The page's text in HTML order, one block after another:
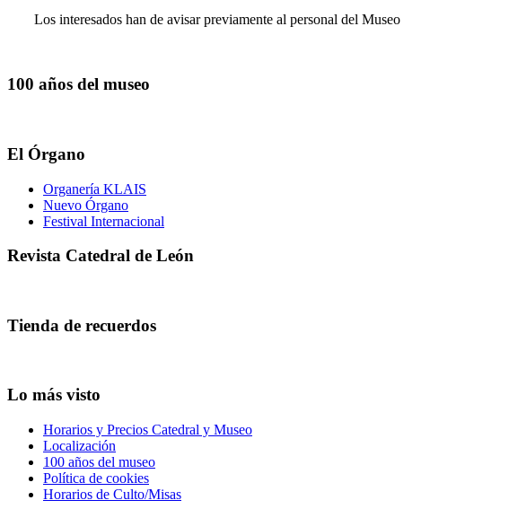
Los interesados han de avisar previamente al personal del Museo
100 años del museo
El Órgano
Organería KLAIS
Nuevo Órgano
Festival Internacional
Revista Catedral de León
Tienda de recuerdos
Lo más visto
Horarios y Precios Catedral y Museo
Localización
100 años del museo
Política de cookies
Horarios de Culto/Misas